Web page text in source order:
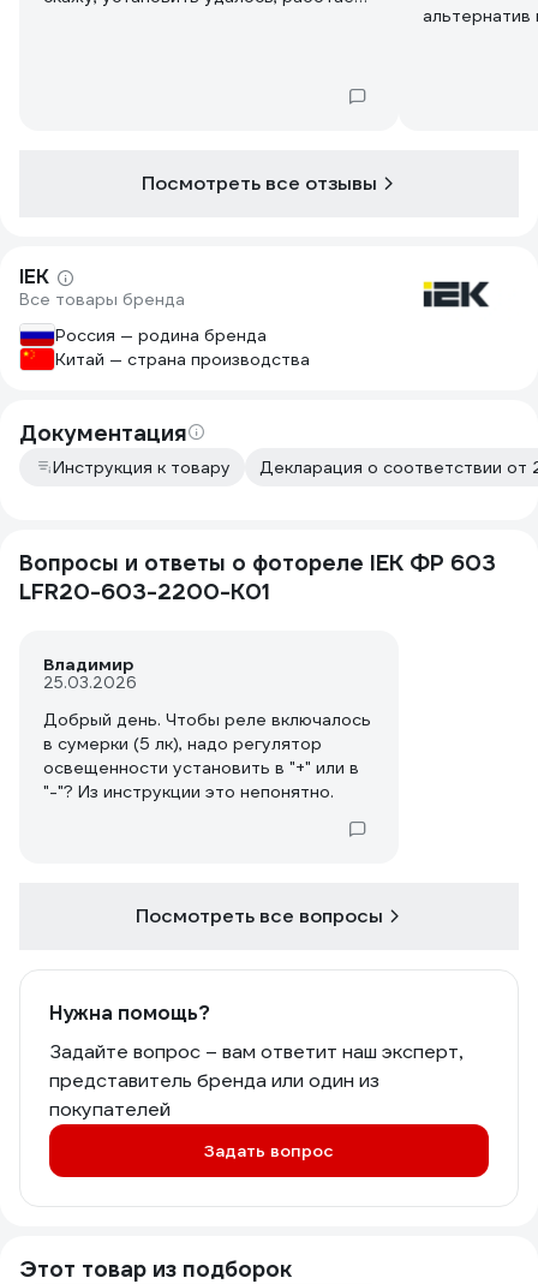
Посмотреть все отзывы
IEK
Все товары бренда
Россия — родина бренда
Китай — страна производства
Документация
Инструкция к товару Декларация о соответствии
Вопросы и ответы о фотореле IEK ФР 603
LFR20-603-2200-K01
Владимир
25.03.2026
Добрый день. Чтобы реле включалось
в сумерки (5 лк), надо регулятор
освещенности установить в "+" или в
"-"? Из инструкции это непонятно.
Посмотреть все вопросы
Нужна помощь?
Задайте вопрос – вам ответит наш эксперт,
представитель бренда или один из
покупателей
Задать вопрос
Этот товар из подборок